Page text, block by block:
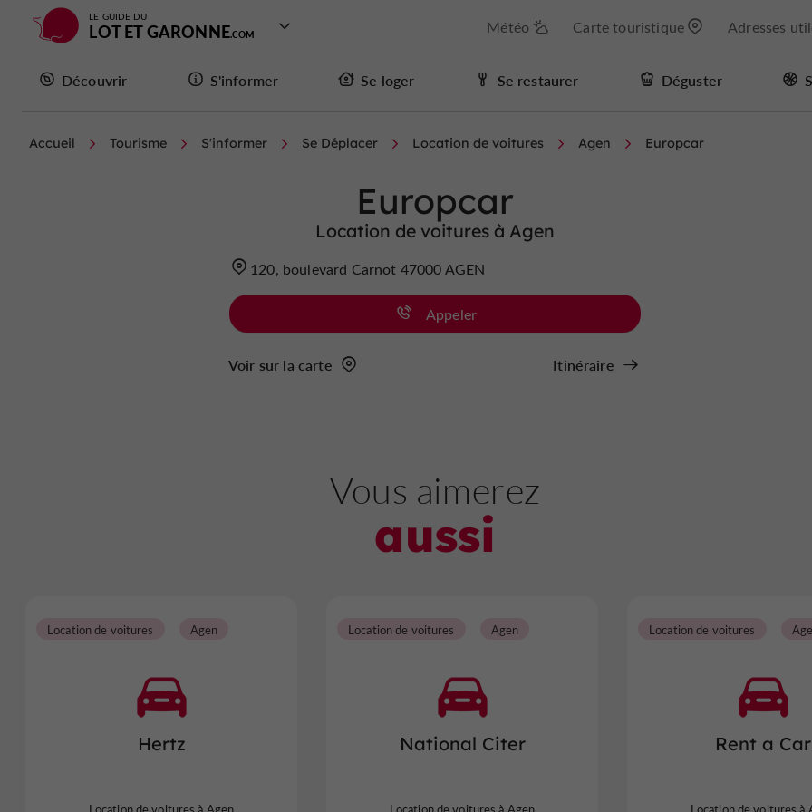
LE GUIDE DU
LOT ET GARONNE Météo Carte touristique Adresses
Découvrir S'informer Se loger Se restaurer Déguster
Accueil Tourisme S'informer Se Déplacer Location de voitures Agen Europcar
Europcar
Location de voitures à Agen
120, boulevard Carnot 47000 AGEN
Appeler
Voir sur la carte Itinéraire
Vous aimerez
aussi
Hertz
Location de voitures Agen
Location de voitures à Agen
National Citer
Location de voitures Agen
Location de voitures à Agen
Rent a Car
Location de voitures
Location de voitures à